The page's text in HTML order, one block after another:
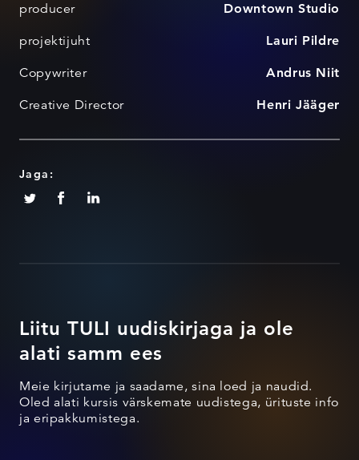
producer Downtown Studio
projektijuht Lauri Pildre
Copywriter Andrus Niit
Creative Director Henri Jääger
Jaga:
Liitu TULI uudiskirjaga ja ole
alati samm ees
Meie kirjutame ja saadame, sina loed ja naudid.
Oled alati kursis värskemate uudistega, ürituste info
ja eripakkumistega.